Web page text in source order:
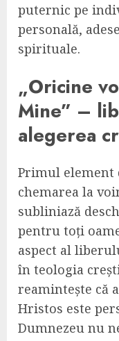
puternic pe
personală,
spirituale.
„Oricine
Mine” –
alegerea
Primul element
chemarea la
subliniază
pentru toți
aspect al
în teologia
reamintește că
Hristos este
Dumnezeu nu